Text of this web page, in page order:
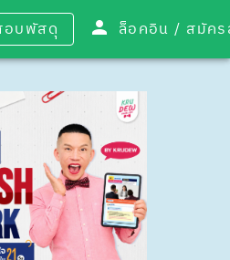
อบพัสดุ ล็อคอิน /